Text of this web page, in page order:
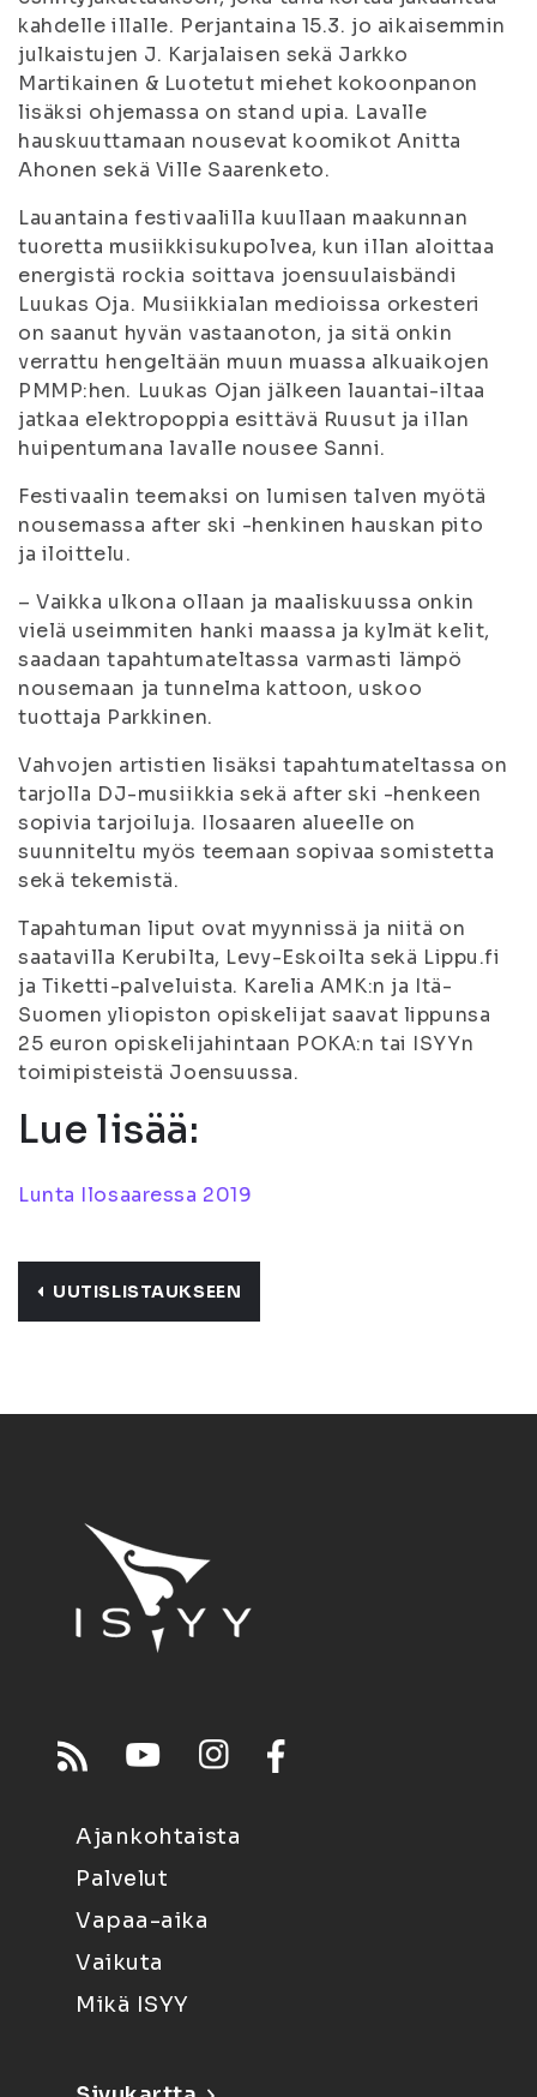
kahdelle illalle. Perjantaina 15.3. jo aikaisemmin
julkaistujen J. Karjalaisen sekä Jarkko
Martikainen & Luotetut miehet kokoonpanon
lisäksi ohjemassa on stand upia. Lavalle
hauskuuttamaan nousevat koomikot Anitta
Ahonen sekä Ville Saarenketo.
Lauantaina festivaalilla kuullaan maakunnan
tuoretta musiikkisukupolvea, kun illan aloittaa
energistä rockia soittava joensuulaisbändi
Luukas Oja. Musiikkialan medioissa orkesteri
on saanut hyvän vastaanoton, ja sitä onkin
verrattu hengeltään muun muassa alkuaikojen
PMMP:hen. Luukas Ojan jälkeen lauantai-iltaa
jatkaa elektropoppia esittävä Ruusut ja illan
huipentumana lavalle nousee Sanni.
Festivaalin teemaksi on lumisen talven myötä
nousemassa after ski -henkinen hauskan pito
ja iloittelu.
– Vaikka ulkona ollaan ja maaliskuussa onkin
vielä useimmiten hanki maassa ja kylmät kelit,
saadaan tapahtumateltassa varmasti lämpö
nousemaan ja tunnelma kattoon, uskoo
tuottaja Parkkinen.
Vahvojen artistien lisäksi tapahtumateltassa on
tarjolla DJ-musiikkia sekä after ski -henkeen
sopivia tarjoiluja. Ilosaaren alueelle on
suunniteltu myös teemaan sopivaa somistetta
sekä tekemistä.
Tapahtuman liput ovat myynnissä ja niitä on
saatavilla Kerubilta, Levy-Eskoilta sekä Lippu.fi
ja Tiketti-palveluista. Karelia AMK:n ja Itä-
Suomen yliopiston opiskelijat saavat lippunsa
25 euron opiskelijahintaan POKA:n tai ISYYn
toimipisteistä Joensuussa.
Lue lisää:
Lunta Ilosaaressa 2019
UUTISLISTAUKSEEN
Ajankohtaista
Palvelut
Vapaa-aika
Vaikuta
Mikä ISYY